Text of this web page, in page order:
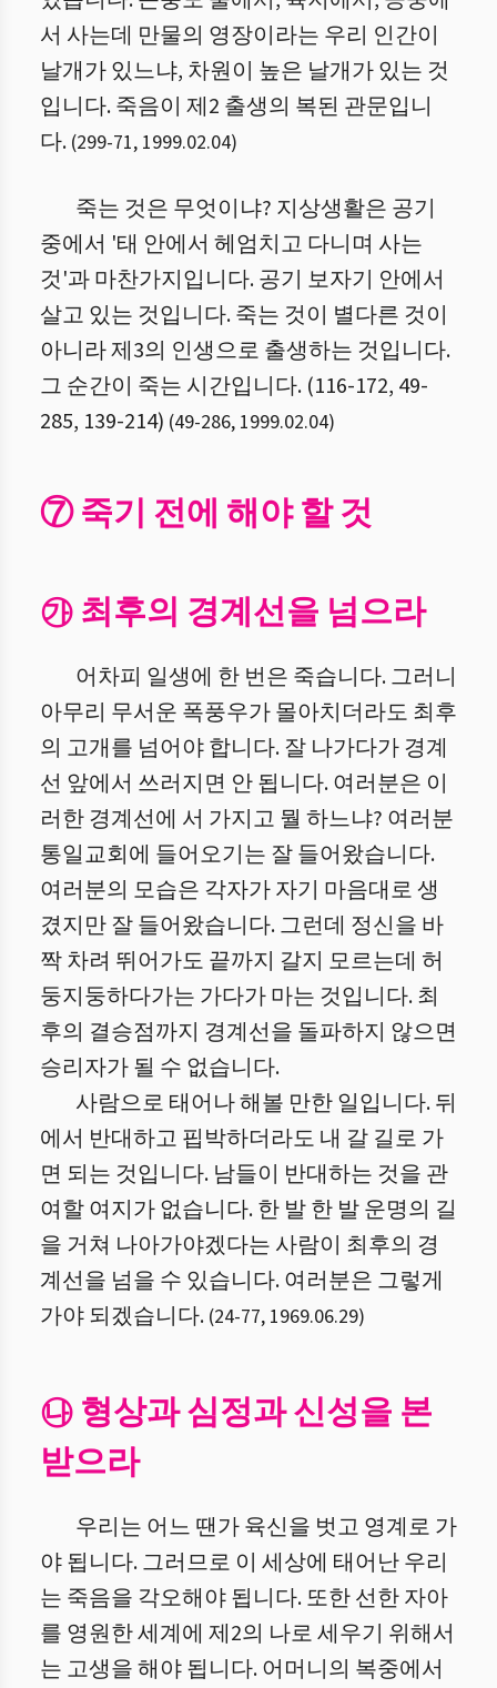
서 사는데 만물의 영장이라는 우리 인간이
날개가 있느냐, 차원이 높은 날개가 있는 것
입니다. 죽음이 제2 출생의 복된 관문입니
다. (299-71, 1999.02.04)
죽는 것은 무엇이냐? 지상생활은 공기
중에서 '태 안에서 헤엄치고 다니며 사는
것'과 마찬가지입니다. 공기 보자기 안에서
살고 있는 것입니다. 죽는 것이 별다른 것이
아니라 제3의 인생으로 출생하는 것입니다.
그 순간이 죽는 시간입니다. (116-172, 49-
285, 139-214) (49-286, 1999.02.04)
⑦ 죽기 전에 해야 할 것
㉮ 최후의 경계선을 넘으라
어차피 일생에 한 번은 죽습니다. 그러니
아무리 무서운 폭풍우가 몰아치더라도 최후
의 고개를 넘어야 합니다. 잘 나가다가 경계
선 앞에서 쓰러지면 안 됩니다. 여러분은 이
러한 경계선에 서 가지고 뭘 하느냐? 여러분
통일교회에 들어오기는 잘 들어왔습니다.
여러분의 모습은 각자가 자기 마음대로 생
겼지만 잘 들어왔습니다. 그런데 정신을 바
짝 차려 뛰어가도 끝까지 갈지 모르는데 허
둥지둥하다가는 가다가 마는 것입니다. 최
후의 결승점까지 경계선을 돌파하지 않으면
승리자가 될 수 없습니다.
사람으로 태어나 해볼 만한 일입니다. 뒤
에서 반대하고 핍박하더라도 내 갈 길로 가
면 되는 것입니다. 남들이 반대하는 것을 관
여할 여지가 없습니다. 한 발 한 발 운명의 길
을 거쳐 나아가야겠다는 사람이 최후의 경
계선을 넘을 수 있습니다. 여러분은 그렇게
가야 되겠습니다. (24-77, 1969.06.29)
㉯ 형상과 심정과 신성을 본
받으라
우리는 어느 땐가 육신을 벗고 영계로 가
야 됩니다. 그러므로 이 세상에 태어난 우리
는 죽음을 각오해야 됩니다. 또한 선한 자아
를 영원한 세계에 제2의 나로 세우기 위해서
는 고생을 해야 됩니다. 어머니의 복중에서